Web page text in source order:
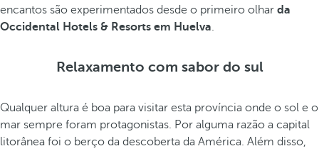
encantos são experimentados desde o primeiro olhar da
Occidental Hotels & Resorts em Huelva.
Relaxamento com sabor do sul
Qualquer altura é boa para visitar esta província onde o sol e o
mar sempre foram protagonistas. Por alguma razão a capital
litorânea foi o berço da descoberta da América. Além disso,